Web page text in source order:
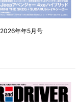
2026年年5月号